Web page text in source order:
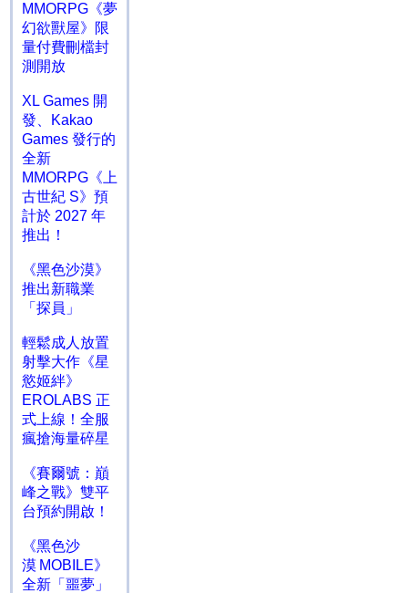
MMORPG《夢
幻欲獸屋》限
量付費刪檔封
測開放
XL Games 開
發、Kakao
Games 發行的
全新
MMORPG《上
古世紀 S》預
計於 2027 年
推出！
《黑色沙漠》
推出新職業
「探員」
輕鬆成人放置
射擊大作《星
慾姬絆》
EROLABS 正
式上線！全服
瘋搶海量碎星
《賽爾號：巔
峰之戰》雙平
台預約開啟！
《黑色沙
漠 MOBILE》
全新「噩夢」